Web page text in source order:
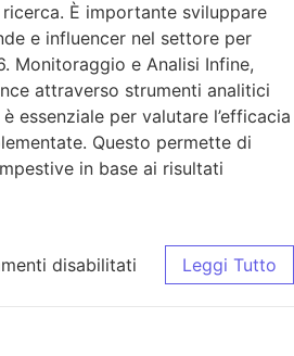
È importante sviluppare
e influencer nel settore per
Monitoraggio e Analisi Infine,
attraverso strumenti analitici
essenziale per valutare l’efficacia
Questo permette di
in base ai risultati
disabilitati Leggi Tutto